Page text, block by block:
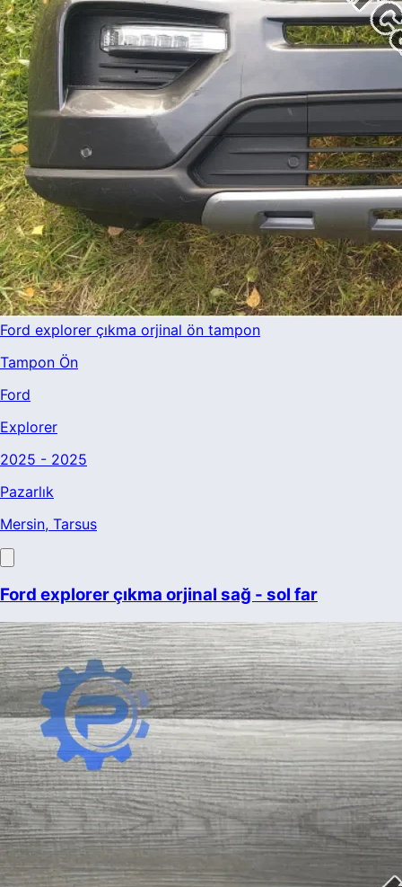
Ford explorer çıkma orjinal ön tampon
Tampon Ön
Ford
Explorer
2025 - 2025
Pazarlık
Mersin, Tarsus
Ford explorer çıkma orjinal sağ - sol far